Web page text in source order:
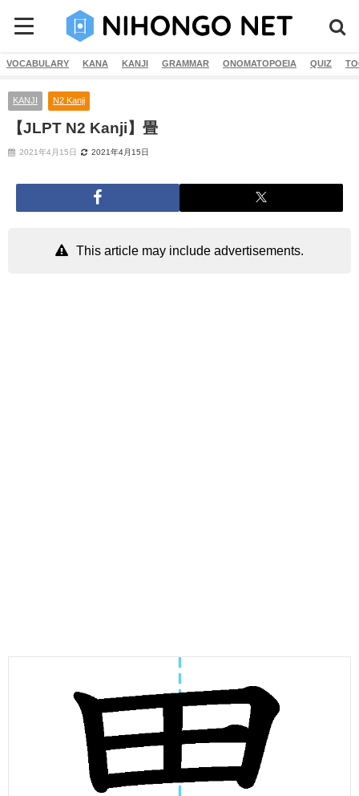
VOCABULARY KANA KANJI GRAMMAR ONOMATOPOEIA QUIZ
KANJI N2 Kanji
【JLPT N2 Kanji】畳
2021年4月15日 2021年4月15日
This article may include advertisements.